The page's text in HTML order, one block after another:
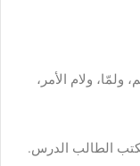
ولام الأمر،
الطالب الدرس.